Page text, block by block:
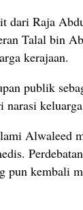
dari Raja
Talal bin
kerajaan.
publik
Alwaleed
pun kembali